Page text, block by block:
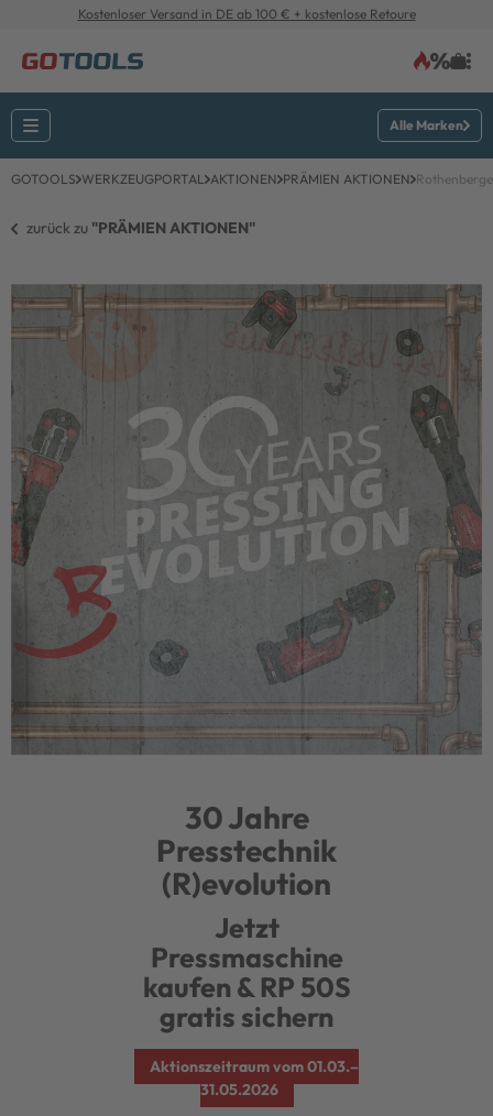
Kostenloser Versand in DE ab 100 € + kostenlose Retoure
Alle Marken
GOTOOLS WERKZEUGPORTAL AKTIONEN PRÄMIEN AKTIONEN
zurück zu "PRÄMIEN AKTIONEN"
30 Jahre
Presstechnik
(R)evolution
Jetzt
Pressmaschine
kaufen & RP 50S
gratis sichern
Aktionszeitraum vom 01.03.–
31.05.2026